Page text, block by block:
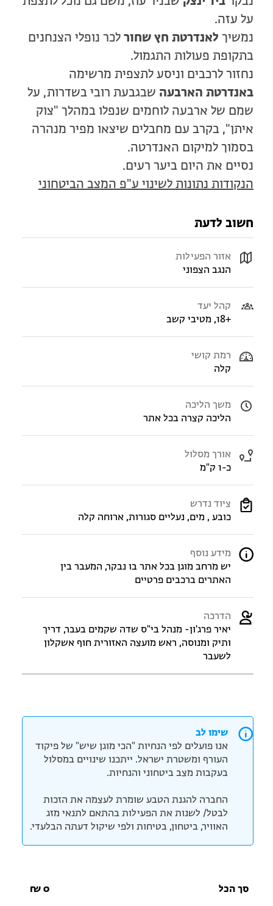
על עזה.
נמשיך לאנדרטת חץ שחור לכר נופלי הצנחנים
בתקופת פעולות התגמול.
נחזור לרכבים וניסע לתצפית מרשימה
באנדרטת הארבעה שבגבעת רובי בשדרות, על
שמם של ארבעה לוחמים שנפלו במהלך "צוק
איתן", בקרב עם מחבלים שיצאו מפיר מנהרה
בסמוך למיקום האנדרטה.
נסיים את היום ביער רעים.
הנקודות נתונות לשינוי ע"פ המצב הביטחוני
חשוב לדעת
אזור הפעילות
הנגב הצפוני
קהל יעד
+18, מטיבי קשב
רמת קושי
קלה
משך הליכה
הליכה קצרה בכל אתר
אורך מסלול
כ-1 ק"מ
ציוד נדרש
כובע , מים, נעליים סגורות, ארוחה קלה
מידע נוסף
יש מרחב מוגן בכל אתר בו נבקר, המעבר בין
האתרים ברכבים פרטיים
הדרכה
יאיר פרג'ון- מנהל בי"ס שדה שקמים בעבר, דריך
ותיק ומנוסה, ראש מועצה האזורית חוף אשקלון
לשעבר
שימו לב
אנו פועלים לפי הנחיות "הכי מוגן שיש" של פיקוד
העורף ומשטרת ישראל. ייתכנו שינויים במסלול
בעקבות מצב ביטחוני והנחיות.
החברה להגנת הטבע שומרת לעצמה את הזכות
לבטל/ לשנות את הפעילות בהתאם לתנאי מזג
האוויר, ביטחון, בטיחות ולפי שיקול דעתה הבלעדי.
סך הכל 0
₪